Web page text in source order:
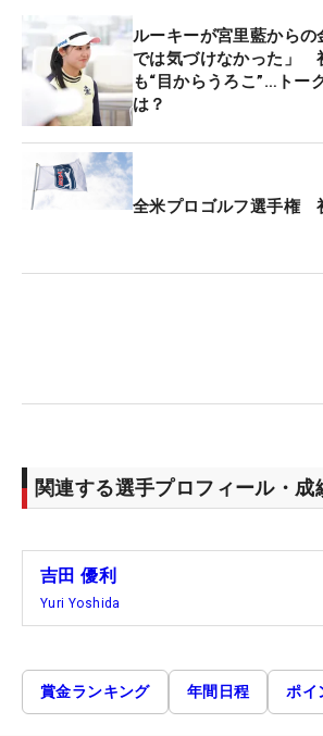
ルーキーが宮里藍から
では気づけなかった」
も“目からうろこ”…トー
は？
全米プロゴルフ選手権
関連する選手プロフィール・成
吉田 優利
Yuri Yoshida
賞金ランキング 年間日程 ポイ